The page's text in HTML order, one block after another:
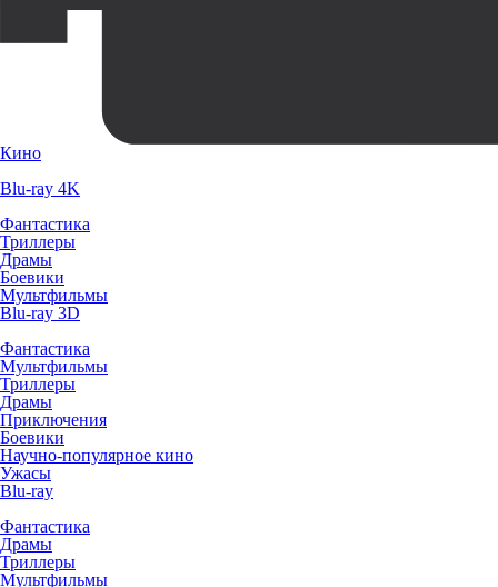
Кино
Blu-ray 4K
Фантастика
Триллеры
Драмы
Боевики
Мультфильмы
Blu-ray 3D
Фантастика
Мультфильмы
Триллеры
Драмы
Приключения
Боевики
Научно-популярное кино
Ужасы
Blu-ray
Фантастика
Драмы
Триллеры
Мультфильмы